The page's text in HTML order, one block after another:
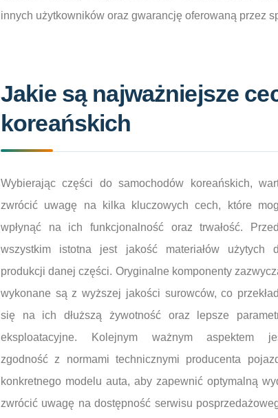
innych użytkowników oraz gwarancję oferowaną przez
Jakie są najważniejsze
koreańskich
Wybierając części do samochodów koreańskich,
zwrócić uwagę na kilka kluczowych cech, które
wpłynąć na ich funkcjonalność oraz trwałość.
wszystkim istotna jest jakość materiałów użytych
produkcji danej części. Oryginalne komponenty
wykonane są z wyższej jakości surowców, co
się na ich dłuższą żywotność oraz lepsze
eksploatacyjne. Kolejnym ważnym aspektem
zgodność z normami technicznymi producenta
konkretnego modelu auta, aby zapewnić optymalną
zwrócić uwagę na dostępność serwisu